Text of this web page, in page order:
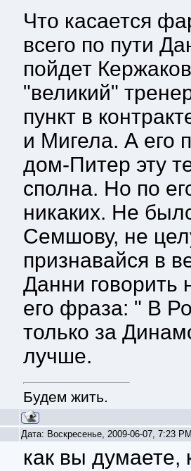
Что касается
всего по пути
пойдет
"великий"
пункт в
и Мигела. А его
дом-Питер эту
сполна. Но по
никаких. Не
Семшову, не
признавайся в
Данни говорить
его фраза: " В
только за
лучше.
Будем жить.
Дата: Воскресенье, 2009-06-07, 7:23
как вы думаете,